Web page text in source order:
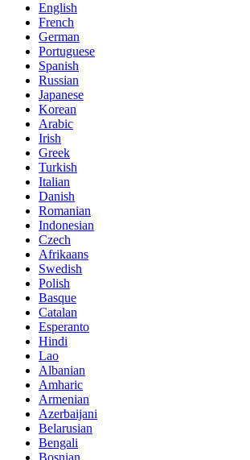
English
French
German
Portuguese
Spanish
Russian
Japanese
Korean
Arabic
Irish
Greek
Turkish
Italian
Danish
Romanian
Indonesian
Czech
Afrikaans
Swedish
Polish
Basque
Catalan
Esperanto
Hindi
Lao
Albanian
Amharic
Armenian
Azerbaijani
Belarusian
Bengali